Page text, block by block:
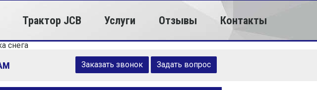
Трактор JCB Услуги Отзывы Контакты
снега
Заказать звонок Задать вопрос